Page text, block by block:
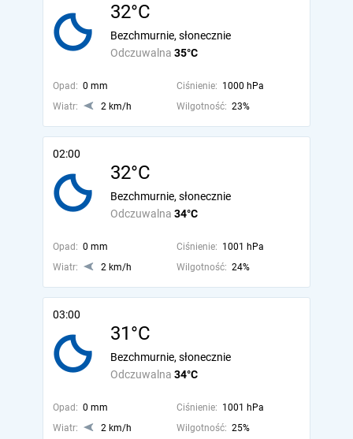
32°C
Odczuwalna 35°C
Bezchmurnie, słonecznie
Opad: 0 mm Ciśnienie: 1000 hPa
Wiatr:
2 km/h Wilgotność: 23%
02:00
32°C
Odczuwalna 34°C
Bezchmurnie, słonecznie
Opad: 0 mm Ciśnienie: 1001 hPa
Wiatr:
2 km/h Wilgotność: 24%
03:00
31°C
Odczuwalna 34°C
Bezchmurnie, słonecznie
Opad: 0 mm Ciśnienie: 1001 hPa
Wiatr:
2 km/h Wilgotność: 25%